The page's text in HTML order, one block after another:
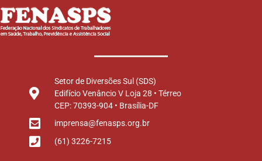
Setor de Diversões Sul (SDS)
Edifício Venâncio V Loja 28 • Térreo
CEP: 70393-904 • Brasília-DF
imprensa@fenasps.org.br
(61) 3226-7215